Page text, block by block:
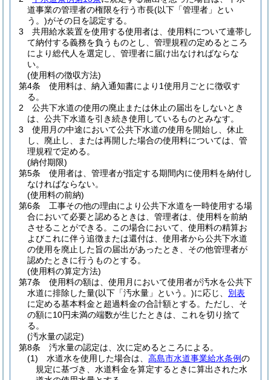
道事業の管理者の権限を行う市長(以下「管理者」とい
う。)がその日を認定する。
3
共用給水装置を使用する使用者は、使用料について連帯し
て納付する義務を負うものとし、管理規程の定めるところ
により総代人を選定し、管理者に届け出なければならな
い。
(使用料の徴収方法)
第4条
使用料は、納入通知書により1使用月ごとに徴収す
る。
2
公共下水道の使用の廃止または休止の届出をしないとき
は、公共下水道を引き続き使用しているものとみなす。
3
使用月の中途において公共下水道の使用を開始し、休止
し、廃止し、または再開した場合の使用料については、管
理規程で定める。
(納付期限)
第5条
使用者は、管理者が指定する期間内に使用料を納付し
なければならない。
(使用料の前納)
第6条
工事その他の理由により公共下水道を一時使用する場
合において必要と認めるときは、管理者は、使用料を前納
させることができる。
この場合において、使用料の精算お
よびこれに伴う追徴または還付は、使用者から公共下水道
の使用を廃止した旨の届出があったとき、その他管理者が
認めたときに行うものとする。
(使用料の算定方法)
第7条
使用料の額は、使用月において使用者が汚水を公共下
水道に排除した量(以下「汚水量」という。)に応じ、 別表
に定める基本料金と超過料金の合計額とする。 ただし、そ
の額に10円未満の端数が生じたときは、これを切り捨て
る。
(汚水量の認定)
第8条
汚水量の認定は、次に定めるところによる。
(1)
水道水を使用した場合は、 高島市水道事業給水条例の
規定に基づき、水道料金を算定するときに算出された水